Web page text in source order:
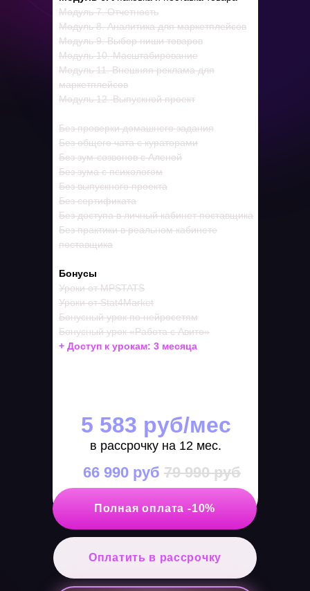
Модуль 7. Отчетность
Модуль 8. Аналитика для маркетплейсов
Модуль 9. Выбор ниши товаров
Модуль 10. Масштабирование
Модуль 11. Внешняя реклама для
маркетплейсов
Модуль 12. Выпускной проект
Без проверки домашнего задания
Без общего чата с кураторами
Без зум-созвонов с Аленой
Без зума с психологом
Без выпускного проекта
Без сертификата
Без доступа в личный кабинет поставщика
Без практики в реальном кабинете
поставщика
Бонусы
Уроки от MPSTATS
Уроки от Stat4Market
Бонусный урок по нейросетям
Бонусный урок «Работа с Авито»
+ Доступ к урокам: 3 месяца
5 583 руб/мес
в рассрочку на 12 мес.
66 990 руб 79 990 руб
Полная оплата -10%
Оплатить в рассрочку